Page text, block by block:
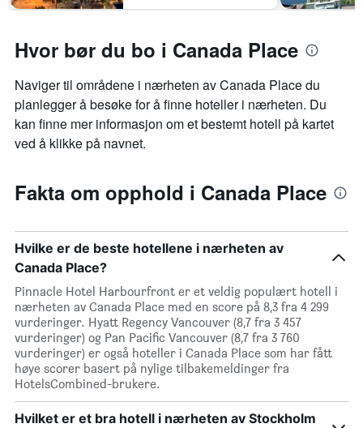
Hvor bør du bo i Canada Place
Naviger til områdene i nærheten av Canada Place du
planlegger å besøke for å finne hoteller i nærheten. Du
kan finne mer informasjon om et bestemt hotell på kartet
ved å klikke på navnet.
Fakta om opphold i Canada Place
Hvilke er de beste hotellene i nærheten av
Canada Place?
Pinnacle Hotel Harbourfront er et veldig populært hotell i
nærheten av Canada Place med en score på 8,3 fra 4 299
vurderinger. Hyatt Regency Vancouver (8,7 fra 3 457
vurderinger) og Pan Pacific Vancouver (8,7 fra 3 760
vurderinger) er også hoteller i Canada Place som har fått
høye scorer basert på nylige tilbakemeldinger fra
HotelsCombined-brukere.
Hvilket er et bra hotell i nærheten av Stockholm